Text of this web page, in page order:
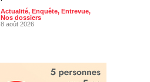
Actualité, Enquête, Entrevue,
Nos dossiers
8 août 2026